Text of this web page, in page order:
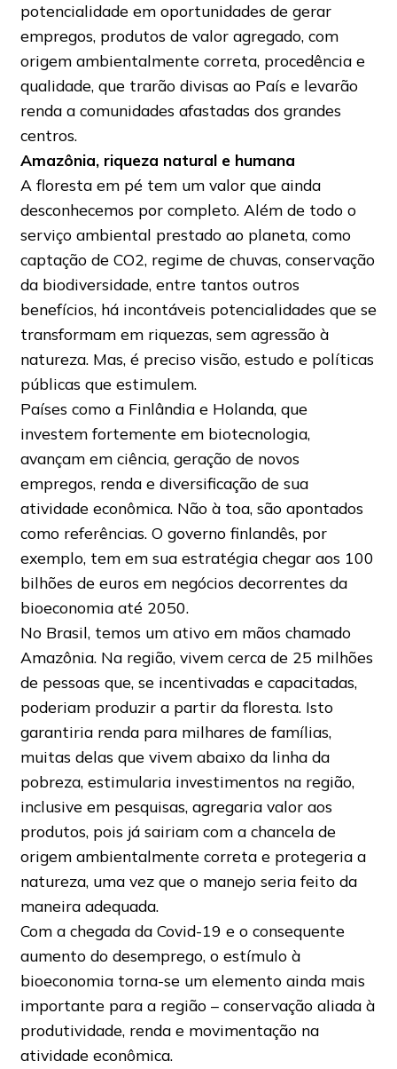
potencialidade em oportunidades de gerar
empregos, produtos de valor agregado, com
origem ambientalmente correta, procedência e
qualidade, que trarão divisas ao País e levarão
renda a comunidades afastadas dos grandes
centros.
Amazônia, riqueza natural e humana
A floresta em pé tem um valor que ainda
desconhecemos por completo. Além de todo o
serviço ambiental prestado ao planeta, como
captação de CO2, regime de chuvas, conservação
da biodiversidade, entre tantos outros
benefícios, há incontáveis potencialidades que se
transformam em riquezas, sem agressão à
natureza. Mas, é preciso visão, estudo e políticas
públicas que estimulem.
Países como a Finlândia e Holanda, que
investem fortemente em biotecnologia,
avançam em ciência, geração de novos
empregos, renda e diversificação de sua
atividade econômica. Não à toa, são apontados
como referências. O governo finlandês, por
exemplo, tem em sua estratégia chegar aos 100
bilhões de euros em negócios decorrentes da
bioeconomia até 2050.
No Brasil, temos um ativo em mãos chamado
Amazônia. Na região, vivem cerca de 25 milhões
de pessoas que, se incentivadas e capacitadas,
poderiam produzir a partir da floresta. Isto
garantiria renda para milhares de famílias,
muitas delas que vivem abaixo da linha da
pobreza, estimularia investimentos na região,
inclusive em pesquisas, agregaria valor aos
produtos, pois já sairiam com a chancela de
origem ambientalmente correta e protegeria a
natureza, uma vez que o manejo seria feito da
maneira adequada.
Com a chegada da Covid-19 e o consequente
aumento do desemprego, o estímulo à
bioeconomia torna-se um elemento ainda mais
importante para a região – conservação aliada à
produtividade, renda e movimentação na
atividade econômica.